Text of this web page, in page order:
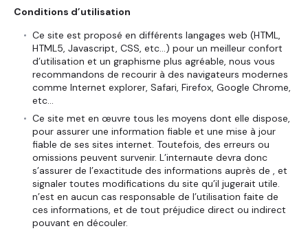
Conditions d’utilisation
Ce site est proposé en différents langages web (HTML,
HTML5, Javascript, CSS, etc…) pour un meilleur confort
d’utilisation et un graphisme plus agréable, nous vous
recommandons de recourir à des navigateurs modernes
comme Internet explorer, Safari, Firefox, Google Chrome,
etc…
Ce site met en œuvre tous les moyens dont elle dispose,
pour assurer une information fiable et une mise à jour
fiable de ses sites internet. Toutefois, des erreurs ou
omissions peuvent survenir. L’internaute devra donc
s’assurer de l’exactitude des informations auprès de , et
signaler toutes modifications du site qu’il jugerait utile.
n’est en aucun cas responsable de l’utilisation faite de
ces informations, et de tout préjudice direct ou indirect
pouvant en découler.